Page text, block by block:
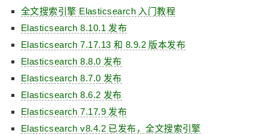
全文搜索引擎 Elasticsearch 入门教程
Elasticsearch 8.10.1 发布
Elasticsearch 7.17.13 和 8.9.2 版本发布
Elasticsearch 8.8.0 发布
Elasticsearch 8.7.0 发布
Elasticsearch 8.6.2 发布
Elasticsearch 7.17.9 发布
Elasticsearch v8.4.2 已发布，全文搜索引擎